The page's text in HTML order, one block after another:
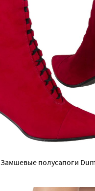
Замшевые полусапоги